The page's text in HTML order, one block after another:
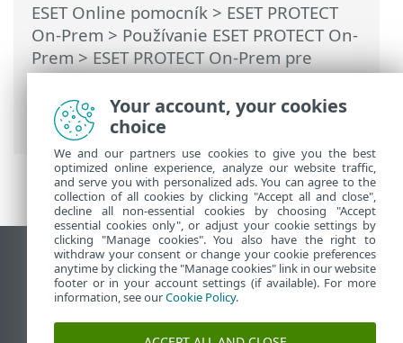
ESET Online pomocník > ESET PROTECT
On-Prem > Používanie ESET PROTECT On-
Prem>ESET PROTECT On-Prem pre
poskytovateľov spravovaných služieb>
Funkcie v nástroji ESET PROTECT On-
Prem pre MSP používateľov
Zobraziť stránku ako na počítači
End of Life
Databáza znalostí ESET
Your account, your cookies
choice
We and our partners use cookies to give you the best
optimized online experience, analyze our website traffic,
and serve you with personalized ads. You can agree to the
collection of all cookies by clicking "Accept all and close",
decline all non-essential cookies by choosing "Accept
essential cookies only", or adjust your cookie settings by
clicking "Manage cookies". You also have the right to
withdraw your consent or change your cookie preferences
anytime by clicking the "Manage cookies" link in our website
footer or in your account settings (if available). For more
information, see ourCookie Policy.